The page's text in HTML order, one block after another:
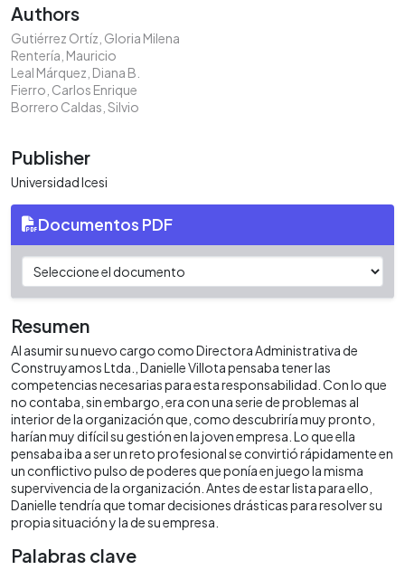
Authors
Gutiérrez Ortíz, Gloria Milena
Rentería, Mauricio
Leal Márquez, Diana B.
Fierro, Carlos Enrique
Borrero Caldas, Silvio
Publisher
Universidad Icesi
Documentos PDF
Resumen
Al asumir su nuevo cargo como Directora Administrativa de
Construyamos Ltda., Danielle Villota pensaba tener las
competencias necesarias para esta responsabilidad. Con lo que
no contaba, sin embargo, era con una serie de problemas al
interior de la organización que, como descubriría muy pronto,
harían muy difícil su gestión en la joven empresa. Lo que ella
pensaba iba a ser un reto profesional se convirtió rápidamente en
un conflictivo pulso de poderes que ponía en juego la misma
supervivencia de la organización. Antes de estar lista para ello,
Danielle tendría que tomar decisiones drásticas para resolver su
propia situación y la de su empresa.
Palabras clave